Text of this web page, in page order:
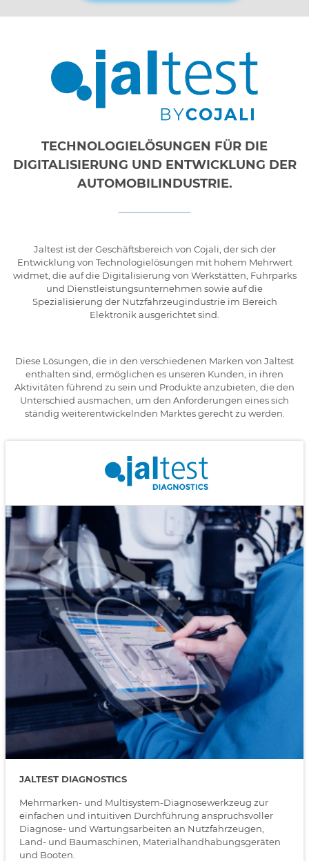
TECHNOLOGIELÖSUNGEN FÜR DIE
DIGITALISIERUNG UND ENTWICKLUNG DER
AUTOMOBILINDUSTRIE.
Jaltest ist der Geschäftsbereich von Cojali, der sich der
Entwicklung von Technologielösungen mit hohem Mehrwert
widmet, die auf die Digitalisierung von Werkstätten, Fuhrparks
und Dienstleistungsunternehmen sowie auf die
Spezialisierung der Nutzfahrzeugindustrie im Bereich
Elektronik ausgerichtet sind.
Diese Lösungen, die in den verschiedenen Marken von Jaltest
enthalten sind, ermöglichen es unseren Kunden, in ihren
Aktivitäten führend zu sein und Produkte anzubieten, die den
Unterschied ausmachen, um den Anforderungen eines sich
ständig weiterentwickelnden Marktes gerecht zu werden.
JALTEST DIAGNOSTICS
Mehrmarken- und Multisystem-Diagnosewerkzeug zur
einfachen und intuitiven Durchführung anspruchsvoller
Diagnose- und Wartungsarbeiten an Nutzfahrzeugen,
Land- und Baumaschinen, Materialhandhabungsgeräten
und Booten.